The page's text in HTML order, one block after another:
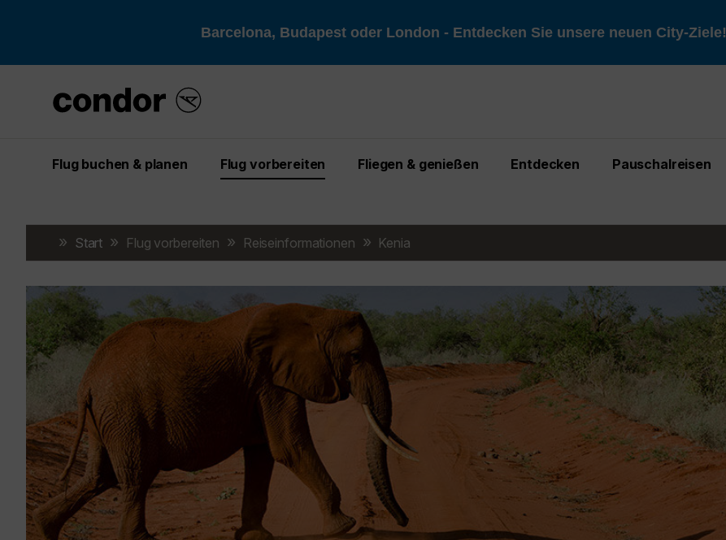
Barcelona, Budapest oder London - Entdecken Sie unsere neuen City-Ziele!
Flug buchen & planen Flug vorbereiten Fliegen & genießen Entdecken Pauschalreisen
Start Flug vorbereiten Reiseinformationen Kenia